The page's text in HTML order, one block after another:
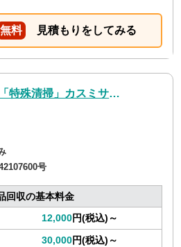
無料 見積もりをしてみる
「遺品整理」「特殊清掃」カスミサービス
号
回収の基本料金
12,000円(税込)～
30,000円(税込)～